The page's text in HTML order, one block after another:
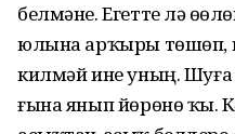
белмәне. Егетте лә
юлына арҡыры төшөп,
килмәй ине уның.
ғына янып йөрөнө ҡыҙ.